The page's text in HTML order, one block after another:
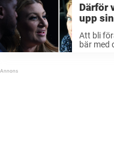
Därför
upp
Att bli
bär med